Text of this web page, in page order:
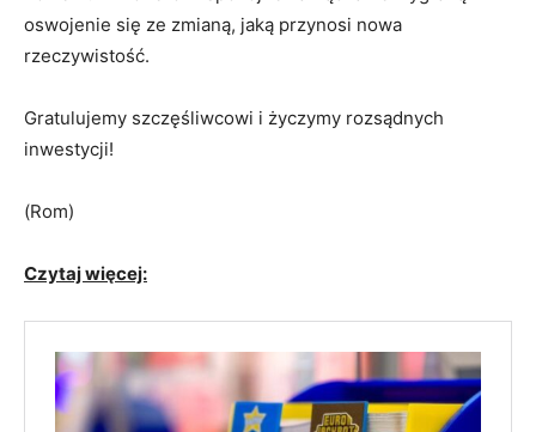
oswojenie się ze zmianą, jaką przynosi nowa
rzeczywistość.
Gratulujemy szczęśliwcowi i życzymy rozsądnych
inwestycji!
(Rom)
Czytaj więcej: